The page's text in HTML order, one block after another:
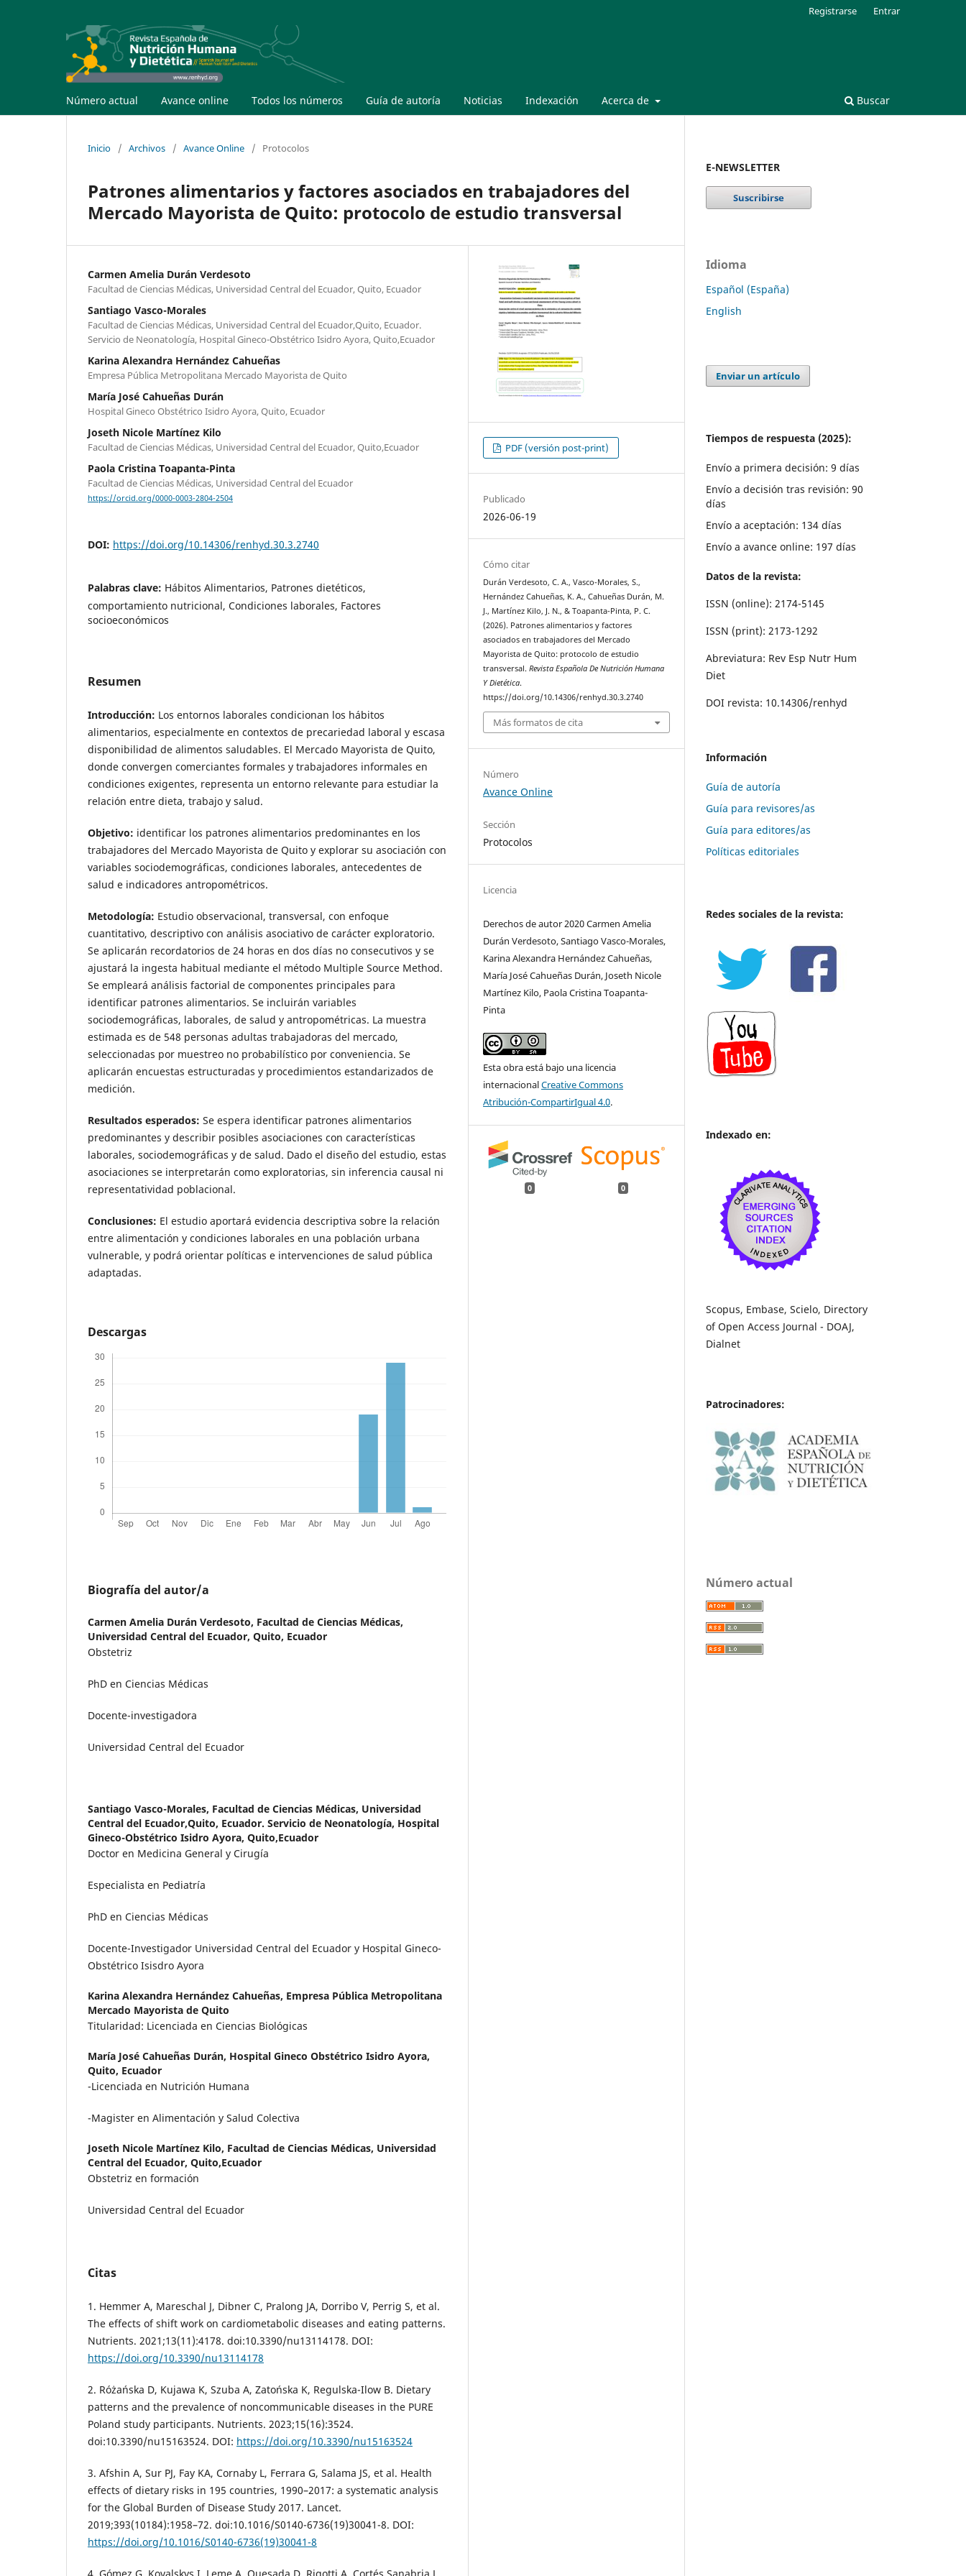
Número actual Avance online Todos los números Guía de autoría Noticias Indexación Acerca de Buscar
Registrarse Entrar
Inicio / Archivos / Avance Online / Protocolos
Patrones alimentarios y factores asociados en trabajadores del
Mercado Mayorista de Quito: protocolo de estudio transversal
Carmen Amelia Durán Verdesoto
Facultad de Ciencias Médicas, Universidad Central del Ecuador, Quito, Ecuador
Santiago Vasco-Morales
Facultad de Ciencias Médicas, Universidad Central del Ecuador,Quito, Ecuador.
Servicio de Neonatología, Hospital Gineco-Obstétrico Isidro Ayora, Quito,Ecuador
Karina Alexandra Hernández Cahueñas
Empresa Pública Metropolitana Mercado Mayorista de Quito
María José Cahueñas Durán
Hospital Gineco Obstétrico Isidro Ayora, Quito, Ecuador
Joseth Nicole Martínez Kilo
Facultad de Ciencias Médicas, Universidad Central del Ecuador, Quito,Ecuador
Paola Cristina Toapanta-Pinta
Facultad de Ciencias Médicas, Universidad Central del Ecuador
https://orcid.org/0000-0003-2804-2504
DOI: https://doi.org/10.14306/renhyd.30.3.2740
Palabras clave: Hábitos Alimentarios, Patrones dietéticos,
comportamiento nutricional, Condiciones laborales, Factores
socioeconómicos
Resumen
Introducción: Los entornos laborales condicionan los hábitos
alimentarios, especialmente en contextos de precariedad laboral y escasa
disponibilidad de alimentos saludables. El Mercado Mayorista de Quito,
donde convergen comerciantes formales y trabajadores informales en
condiciones exigentes, representa un entorno relevante para estudiar la
relación entre dieta, trabajo y salud.
Objetivo: identificar los patrones alimentarios predominantes en los
trabajadores del Mercado Mayorista de Quito y explorar su asociación con
variables sociodemográficas, condiciones laborales, antecedentes de
salud e indicadores antropométricos.
Metodología: Estudio observacional, transversal, con enfoque
cuantitativo, descriptivo con análisis asociativo de carácter exploratorio.
Se aplicarán recordatorios de 24 horas en dos días no consecutivos y se
ajustará la ingesta habitual mediante el método Multiple Source Method.
Se empleará análisis factorial de componentes principales para
identificar patrones alimentarios. Se incluirán variables
sociodemográficas, laborales, de salud y antropométricas. La muestra
estimada es de 548 personas adultas trabajadoras del mercado,
seleccionadas por muestreo no probabilístico por conveniencia. Se
aplicarán encuestas estructuradas y procedimientos estandarizados de
medición.
Resultados esperados: Se espera identificar patrones alimentarios
predominantes y describir posibles asociaciones con características
laborales, sociodemográficas y de salud. Dado el diseño del estudio, estas
asociaciones se interpretarán como exploratorias, sin inferencia causal ni
representatividad poblacional.
Conclusiones: El estudio aportará evidencia descriptiva sobre la relación
entre alimentación y condiciones laborales en una población urbana
vulnerable, y podrá orientar políticas e intervenciones de salud pública
adaptadas.
Descargas
Biografía del autor/a
Carmen Amelia Durán Verdesoto, Facultad de Ciencias Médicas,
Universidad Central del Ecuador, Quito, Ecuador
Obstetriz
PhD en Ciencias Médicas
Docente-investigadora
Universidad Central del Ecuador
Santiago Vasco-Morales, Facultad de Ciencias Médicas, Universidad
Central del Ecuador,Quito, Ecuador. Servicio de Neonatología, Hospital
Gineco-Obstétrico Isidro Ayora, Quito,Ecuador
Doctor en Medicina General y Cirugía
Especialista en Pediatría
PhD en Ciencias Médicas
Docente-Investigador Universidad Central del Ecuador y Hospital Gineco-
Obstétrico Isisdro Ayora
Karina Alexandra Hernández Cahueñas, Empresa Pública Metropolitana
Mercado Mayorista de Quito
Titularidad: Licenciada en Ciencias Biológicas
María José Cahueñas Durán, Hospital Gineco Obstétrico Isidro Ayora,
Quito, Ecuador
-Licenciada en Nutrición Humana
-Magister en Alimentación y Salud Colectiva
Joseth Nicole Martínez Kilo, Facultad de Ciencias Médicas, Universidad
Central del Ecuador, Quito,Ecuador
Obstetriz en formación
Universidad Central del Ecuador
Citas
1. Hemmer A, Mareschal J, Dibner C, Pralong JA, Dorribo V, Perrig S, et al.
The effects of shift work on cardiometabolic diseases and eating patterns.
Nutrients. 2021;13(11):4178. doi:10.3390/nu13114178. DOI:
https://doi.org/10.3390/nu13114178
2. Różańska D, Kujawa K, Szuba A, Zatońska K, Regulska-Ilow B. Dietary
patterns and the prevalence of noncommunicable diseases in the PURE
Poland study participants. Nutrients. 2023;15(16):3524.
doi:10.3390/nu15163524. DOI: https://doi.org/10.3390/nu15163524
3. Afshin A, Sur PJ, Fay KA, Cornaby L, Ferrara G, Salama JS, et al. Health
effects of dietary risks in 195 countries, 1990–2017: a systematic analysis
for the Global Burden of Disease Study 2017. Lancet.
2019;393(10184):1958–72. doi:10.1016/S0140-6736(19)30041-8. DOI:
https://doi.org/10.1016/S0140-6736(19)30041-8
PDF (versión post-print)
Publicado
2026-06-19
Cómo citar
Durán Verdesoto, C. A., Vasco-Morales, S.,
Hernández Cahueñas, K. A., Cahueñas Durán, M.
J., Martínez Kilo, J. N., & Toapanta-Pinta, P. C.
(2026). Patrones alimentarios y factores
asociados en trabajadores del Mercado
Mayorista de Quito: protocolo de estudio
transversal.Revista Española De Nutrición Humana
Y Dietética.
https://doi.org/10.14306/renhyd.30.3.2740
Más formatos de cita
Número
Avance Online
Sección
Protocolos
Licencia
Derechos de autor 2020 Carmen Amelia
Durán Verdesoto, Santiago Vasco-Morales,
Karina Alexandra Hernández Cahueñas,
María José Cahueñas Durán, Joseth Nicole
Martínez Kilo, Paola Cristina Toapanta-
Pinta
Esta obra está bajo una licencia
internacionalCreative Commons
Atribución-CompartirIgual 4.0.
0 0
E-NEWSLETTER
Idioma
Español (España)
English
Enviar un artículo
Tiempos de respuesta (2025):
Envío a primera decisión: 9 días
Envío a decisión tras revisión: 90
días
Envío a aceptación: 134 días
Envío a avance online: 197 días
Datos de la revista:
ISSN (online): 2174-5145
ISSN (print): 2173-1292
Abreviatura: Rev Esp Nutr Hum
Diet
DOI revista: 10.14306/renhyd
Información
Guía de autoría
Guía para revisores/as
Guía para editores/as
Políticas editoriales
Redes sociales de la revista:
Indexado en:
Scopus, Embase, Scielo, Directory
of Open Access Journal - DOAJ,
Dialnet
Patrocinadores:
Número actual